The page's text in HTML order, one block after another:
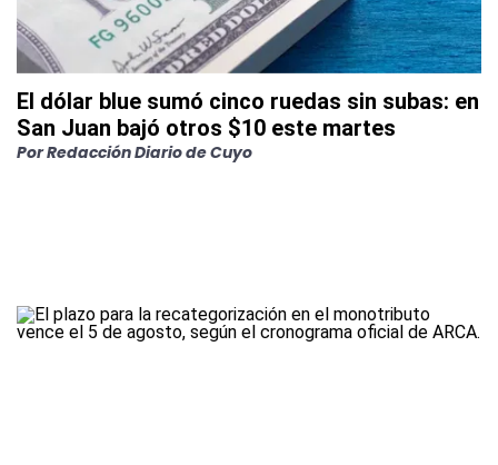
El dólar blue sumó cinco ruedas sin subas: en
San Juan bajó otros $10 este martes
PorRedacción Diario de Cuyo